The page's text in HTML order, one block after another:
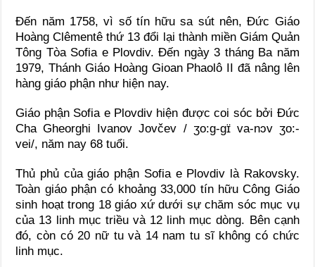
Đến năm 1758, vì số tín hữu sa sút nên, Đức Giáo
Hoàng Clêmentê thứ 13 đổi lại thành miền Giám Quản
Tông Tòa Sofia e Plovdiv. Đến ngày 3 tháng Ba năm
1979, Thánh Giáo Hoàng Gioan Phaolô II đã nâng lên
hàng giáo phận như hiện nay.
Giáo phận Sofia e Plovdiv hiện được coi sóc bởi Đức
Cha Gheorghi Ivanov Jovčev / ʒo:g-gɪ̈ va-nɔv ʒo:-
vei/, năm nay 68 tuổi.
Thủ phủ của giáo phận Sofia e Plovdiv là Rakovsky.
Toàn giáo phận có khoảng 33,000 tín hữu Công Giáo
sinh hoạt trong 18 giáo xứ dưới sự chăm sóc mục vụ
của 13 linh mục triều và 12 linh mục dòng. Bên cạnh
đó, còn có 20 nữ tu và 14 nam tu sĩ không có chức
linh mục.